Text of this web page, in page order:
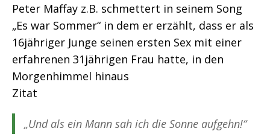
Peter Maffay z.B. schmettert in seinem Song
„Es war Sommer“ in dem er erzählt, dass er als
16jähriger Junge seinen ersten Sex mit einer
erfahrenen 31jährigen Frau hatte, in den
Morgenhimmel hinaus
Zitat
„Und als ein Mann sah ich die Sonne aufgehn!“